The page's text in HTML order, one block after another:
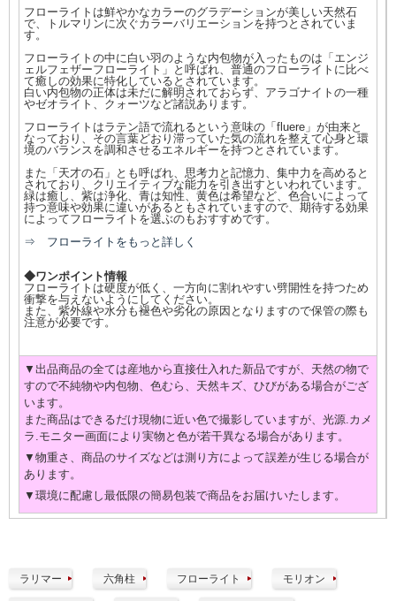
フローライトは鮮やかなカラーのグラデーションが美しい天然石
で、トルマリンに次ぐカラーバリエーションを持つとされていま
す。
フローライトの中に白い羽のような内包物が入ったものは「エンジ
ェルフェザーフローライト」と呼ばれ、普通のフローライトに比べ
て癒しの効果に特化しているとされています。
白い内包物の正体は未だに解明されておらず、アラゴナイトの一種
やゼオライト、クォーツなど諸説あります。
フローライトはラテン語で流れるという意味の「fluere」が由来と
なっており、その言葉どおり滞っていた気の流れを整えて心身と環
境のバランスを調和させるエネルギーを持つとされています。
また「天才の石」とも呼ばれ、思考力と記憶力、集中力を高めると
されており、クリエイティブな能力を引き出すといわれています。
緑は癒し、紫は浄化、青は知性、黄色は希望など、色合いによって
持つ意味や効果に違いがあるともされていますので、期待する効果
によってフローライトを選ぶのもおすすめです。
⇒ フローライトをもっと詳しく
◆ワンポイント情報
フローライトは硬度が低く、一方向に割れやすい劈開性を持つため
衝撃を与えないようにしてください。
また、紫外線や水分も褪色や劣化の原因となりますので保管の際も
注意が必要です。
▼出品商品の全ては産地から直接仕入れた新品ですが、天然の物で
すので不純物や内包物、色むら、天然キズ、ひびがある場合がござ
います。
また商品はできるだけ現物に近い色で撮影していますが、光源.カメ
ラ.モニター画面により実物と色が若干異なる場合があります。
▼物重さ、商品のサイズなどは測り方によって誤差が生じる場合が
あります。
▼環境に配慮し最低限の簡易包装で商品をお届けいたします。
ラリマー 六角柱 フローライト モリオン